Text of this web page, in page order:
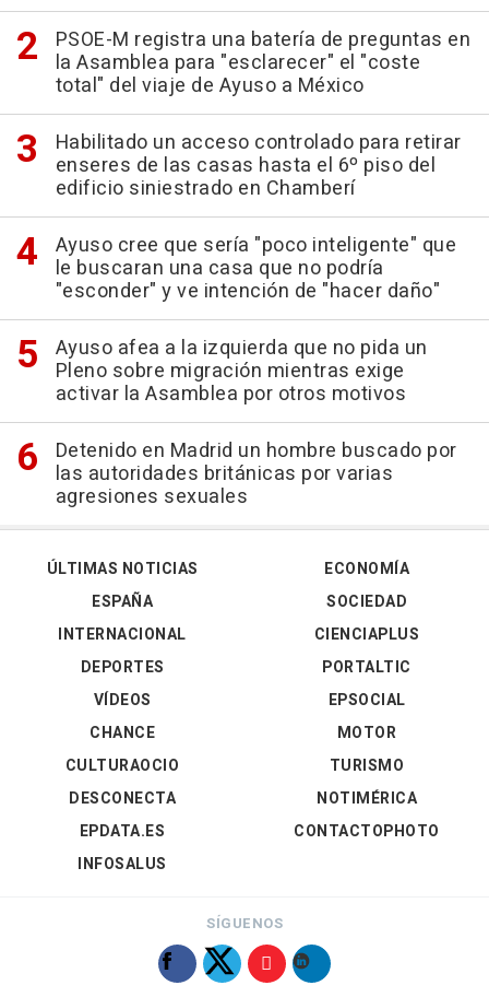
PSOE-M registra una batería de preguntas en
la Asamblea para "esclarecer" el "coste
total" del viaje de Ayuso a México
Habilitado un acceso controlado para retirar
enseres de las casas hasta el 6º piso del
edificio siniestrado en Chamberí
Ayuso cree que sería "poco inteligente" que
le buscaran una casa que no podría
"esconder" y ve intención de "hacer daño"
Ayuso afea a la izquierda que no pida un
Pleno sobre migración mientras exige
activar la Asamblea por otros motivos
Detenido en Madrid un hombre buscado por
las autoridades británicas por varias
agresiones sexuales
ÚLTIMAS NOTICIAS
ESPAÑA
INTERNACIONAL
DEPORTES
VÍDEOS
ECONOMÍA
SOCIEDAD
CIENCIAPLUS
PORTALTIC
EPSOCIAL
CHANCE
CULTURAOCIO
DESCONECTA
EPDATA.ES
INFOSALUS
MOTOR
TURISMO
NOTIMÉRICA
CONTACTOPHOTO
SÍGUENOS